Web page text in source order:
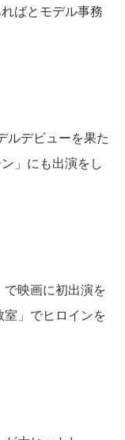
ばとモデル事務
ルデビューを果た
」にも出演をし
映画に初出演を
室」でヒロインを